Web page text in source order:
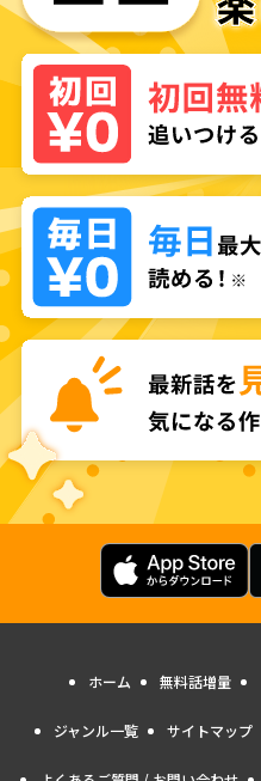
ホーム 無料話増量
ジャンル一覧 サイトマップ